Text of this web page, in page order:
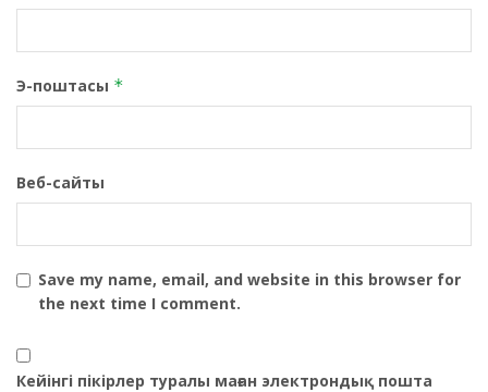
Э-поштасы *
Веб-сайты
Save my name, email, and website in this browser for
the next time I comment.
Кейінгі пікірлер туралы маған электрондық пошта